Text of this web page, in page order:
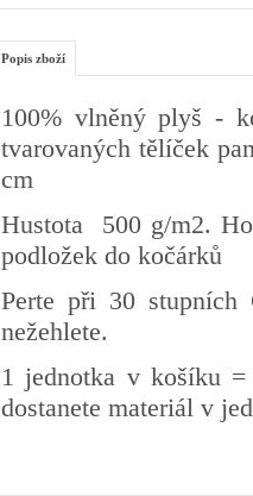
Popis zboží
100% vlněný plyš -
tvarovaných tělíček
cm
Hustota 500 g/m2.
podložek do kočárků
Perte při 30 stupních
nežehlete.
1 jednotka v košíku
dostanete materiál v